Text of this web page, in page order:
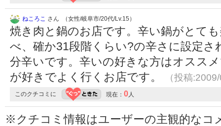
ねころこ さん （女性/岐阜市/20代/Lv.15）
焼き肉と鍋のお店です。辛い鍋がとて
べ、確か31段階くらい?の辛さに設定
分辛いです。辛いの好きな方はオスス
が好きでよく行くお店です。
（投稿
このクチコミに 現在： 0人
※クチコミ情報はユーザーの主観的なコ